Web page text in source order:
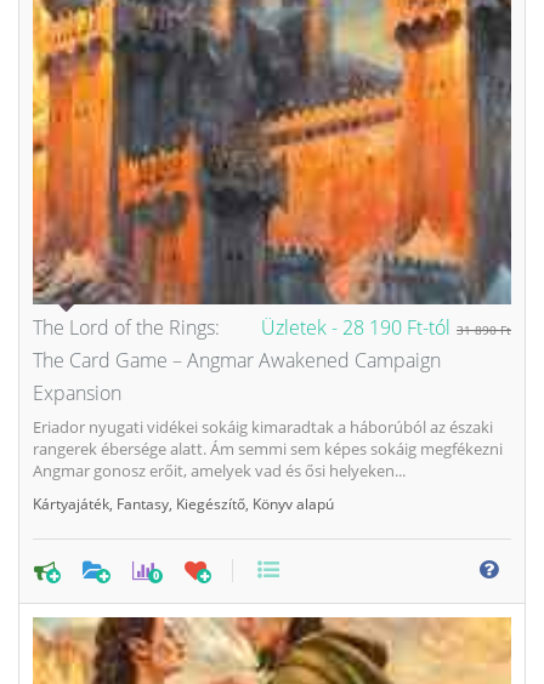
Üzletek - 28 190 Ft-tól 31 890 Ft
The Lord of the Rings:
The Card Game – Angmar Awakened Campaign
Expansion
Eriador nyugati vidékei sokáig kimaradtak a háborúból az északi
rangerek ébersége alatt. Ám semmi sem képes sokáig megfékezni
Angmar gonosz erőit, amelyek vad és ősi helyeken...
Kártyajáték Fantasy Kiegészítő Könyv alapú
0